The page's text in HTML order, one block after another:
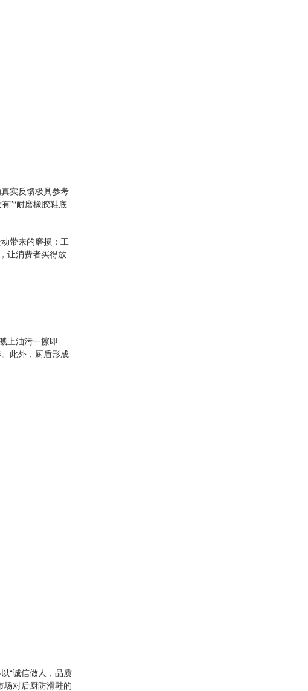
实反馈极具参考
”“耐磨橡胶鞋底
带来的磨损；工
让消费者买得放
上油污一擦即
此外，厨盾形成
“诚信做人，品质
场对后厨防滑鞋的